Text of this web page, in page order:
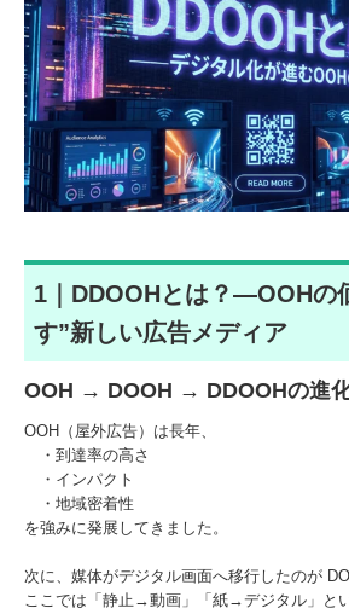
1｜DDOOHとは？—OOHの
す”新しい広告メディア
OOH → DOOH → DDOOHの進
OOH（屋外広告）は長年、
・到達率の高さ
・インパクト
・地域密着性
を強みに発展してきました。
次に、媒体がデジタル画面へ移行したのが
ここでは「静止→動画」「紙→デジタル」と